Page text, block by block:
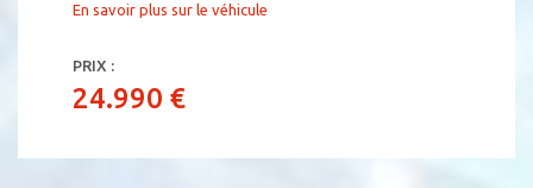
En savoir plus sur le véhicule
PRIX :
24.990 €